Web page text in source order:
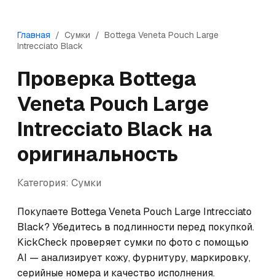
Главная / Сумки / Bottega Veneta Pouch Large
Intrecciato Black
Проверка Bottega
Veneta Pouch Large
Intrecciato Black на
оригинальность
Категория: Сумки
Покупаете Bottega Veneta Pouch Large Intrecciato
Black? Убедитесь в подлинности перед покупкой.
KickCheck проверяет сумки по фото с помощью
AI — анализирует кожу, фурнитуру, маркировку,
серийные номера и качество исполнения.